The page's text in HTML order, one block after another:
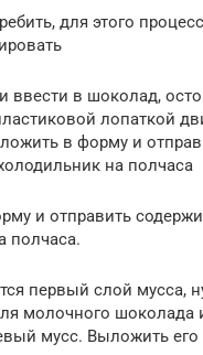
для этого
ввести в шоколад,
лопаткой
в форму и
на полчаса
и отправить
полчаса.
первый слой мусса,
молочного шоколада
мусс. Выложить